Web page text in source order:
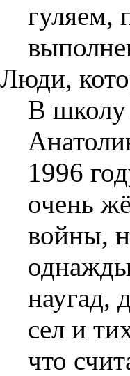
гуляем,
Люди,
В школу
1996
очень
войны,
наугад,
сел и
что